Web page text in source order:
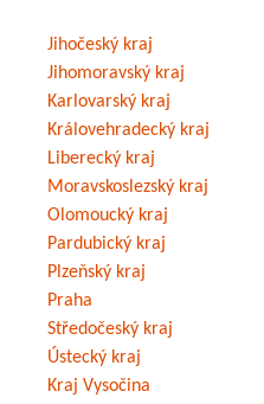
Jihočeský kraj
Jihomoravský kraj
Karlovarský kraj
Královehradecký kraj
Liberecký kraj
Moravskoslezský kraj
Olomoucký kraj
Pardubický kraj
Plzeňský kraj
Praha
Středočeský kraj
Ústecký kraj
Kraj Vysočina